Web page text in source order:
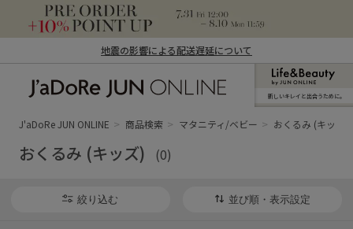
地震の影響による配送遅延について
ン オンライン）
新しいキレイと出合うために。
J'aDoRe JUN ONLINE 商品検索 マタニティ/ベビー おくるみ (キッズ)
おくるみ (キッズ) (0)
絞り込む 並び順・表示設定